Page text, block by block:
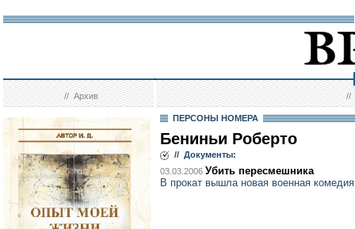
//Архив //
ПЕРСОНЫ НОМЕРА
Бениньи Роберто
// Документы:
03.03.2006 Убить пересмешника
В прокат вышла новая военная